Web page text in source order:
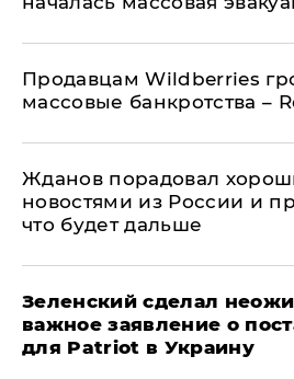
Продавцам Wildberries
массовые банкротства –
Жданов порадовал
новостями из России и
что будет дальше
Зеленский сделал
важное заявление о
для Patriot в Украину